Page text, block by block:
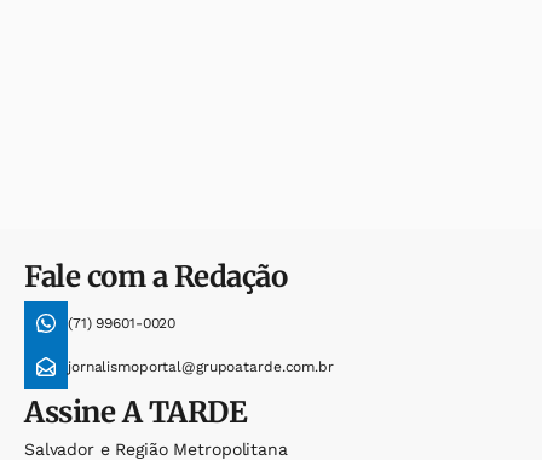
Fale com a Redação
(71) 99601-0020
jornalismoportal@grupoatarde.com.br
AssineA TARDE
Salvador e Região Metropolitana